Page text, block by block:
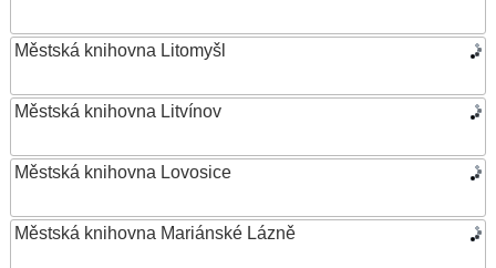
Městská knihovna Litomyšl
Městská knihovna Litvínov
Městská knihovna Lovosice
Městská knihovna Mariánské Lázně